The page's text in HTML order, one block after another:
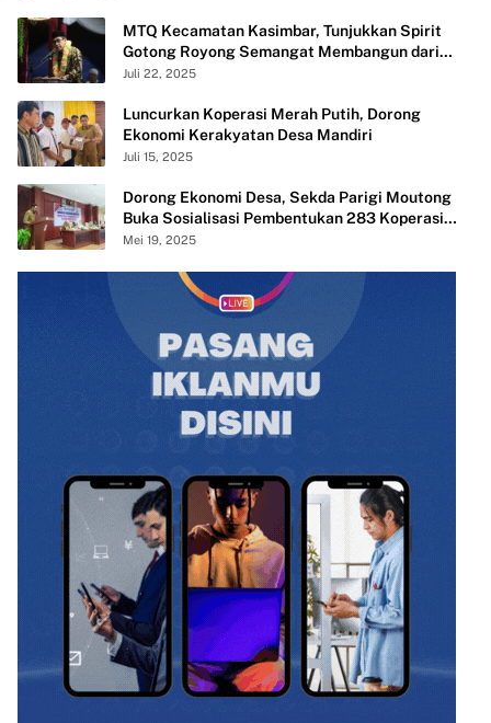
MTQ Kecamatan Kasimbar, Tunjukkan Spirit
Gotong Royong Semangat Membangun dari
Desa
Juli 22, 2025
Luncurkan Koperasi Merah Putih, Dorong
Ekonomi Kerakyatan Desa Mandiri
Juli 15, 2025
Dorong Ekonomi Desa, Sekda Parigi Moutong
Buka Sosialisasi Pembentukan 283 Koperasi
Merah Putih
Mei 19, 2025